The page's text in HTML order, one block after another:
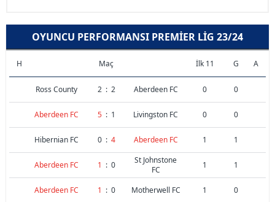
OYUNCU PERFORMANSI PREMIER LIG 23/24
H Maç İlk 11 G A
Ross County 2 : 2 Aberdeen FC 0 0
Aberdeen FC 5 : 1 Livingston FC 0 0
Hibernian FC 0 : 4 Aberdeen FC 1 1
Aberdeen FC 1 : 0
St Johnstone
FC
1 1
Aberdeen FC 1 : 0 Motherwell FC 1 0